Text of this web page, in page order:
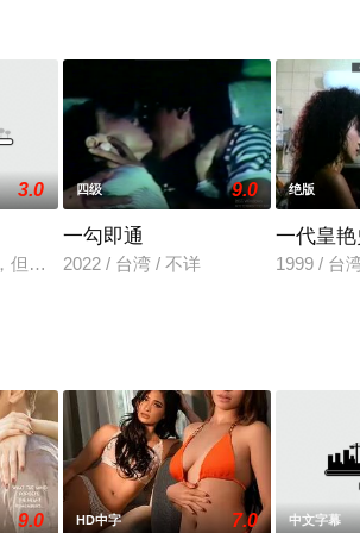
3.0
但因为能与和蔼慈祥的丈夫结婚而感到幸
四级 9.0
一勾即通
2022 / 台湾 / 不详
绝版
一代皇
1999 / 台
9.0 HD中字 7.0 中文字幕